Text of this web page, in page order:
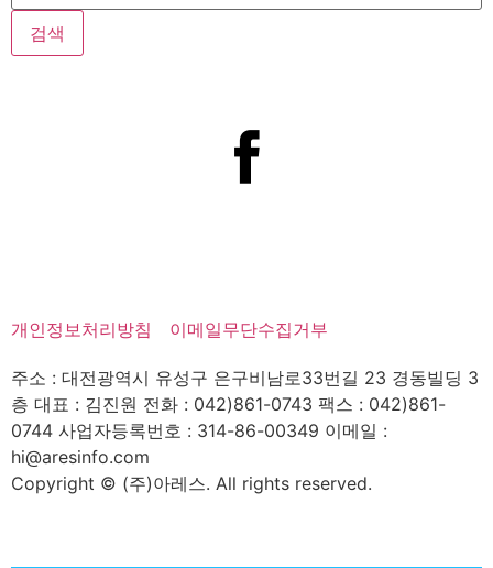
검색
개인정보처리방침 이메일무단수집거부
주소 : 대전광역시 유성구 은구비남로33번길 23 경동빌딩 3
층 대표 : 김진원 전화 : 042)861-0743 팩스 : 042)861-
0744 사업자등록번호 : 314-86-00349 이메일 :
hi@aresinfo.com
Copyright © (주)아레스. All rights reserved.